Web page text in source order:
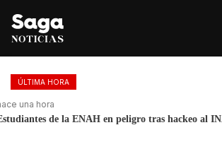
ÚLTIMA HORA
hace 30 minutos
EU ha pagado 200 MDD en recompensas por